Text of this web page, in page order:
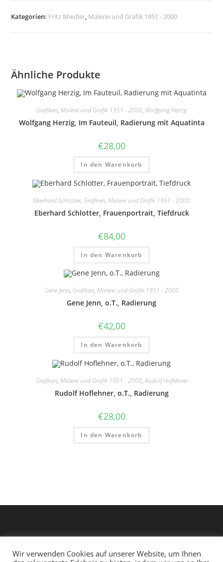
Akt
Menge
Kategorien: Fritz Miedler Malerei und Grafik 1951 - 2000
Ähnliche Produkte
Grafiken, Malerei und Grafik 1951 - 2000, Wolfgang Herzig
Wolfgang Herzig, Im Fauteuil, Radierung mit Aquatinta
€28,00
In den Warenkorb
Eberhard Schlotter, Grafiken, Malerei und Grafik 1951 - 2000
Eberhard Schlotter, Frauenportrait, Tiefdruck
€84,00
In den Warenkorb
Gene Jenn, Grafiken, Malerei und Grafik 1951 - 2000
Gene Jenn, o.T., Radierung
€42,00
In den Warenkorb
Grafiken, Malerei und Grafik 1951 - 2000, Rudolf Hoflehner
Rudolf Hoflehner, o.T., Radierung
€28,00
In den Warenkorb
Wir verwenden Cookies auf unserer Website, um Ihnen